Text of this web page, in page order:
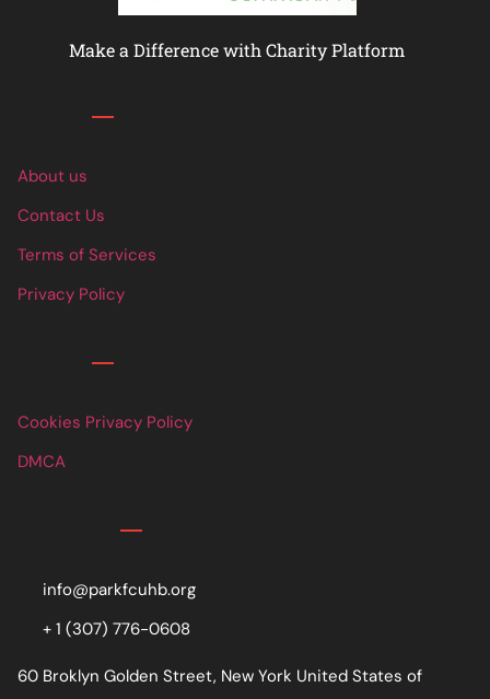
Make a Difference with Charity Platform
About us
Contact Us
Terms of Services
Privacy Policy
Cookies Privacy Policy
DMCA
info@parkfcuhb.org
+ 1 (307) 776-0608
60 Broklyn Golden Street, New York United States of